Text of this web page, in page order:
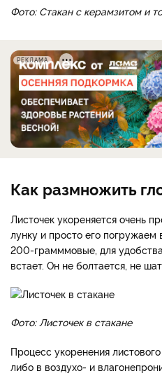
Фото: Стакан с керамзитом и
РЕКЛАМА
Как размножить
Листочек укореняется очень
лунку и просто его погружаем
200-грамммовые, для
встает. Он не болтается, не
Фото: Листочек в стакане
Процесс укоренения
либо в воздухо- и